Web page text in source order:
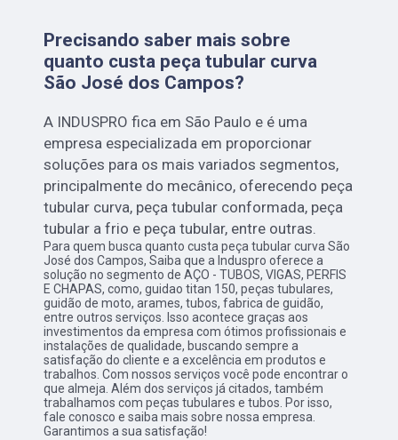
Precisando saber mais sobre
quanto custa peça tubular curva
São José dos Campos?
A INDUSPRO fica em São Paulo e é uma
empresa especializada em proporcionar
soluções para os mais variados segmentos,
principalmente do mecânico, oferecendo peça
tubular curva, peça tubular conformada, peça
tubular a frio e peça tubular, entre outras.
Para quem busca quanto custa peça tubular curva São
José dos Campos, Saiba que a Induspro oferece a
solução no segmento de AÇO - TUBOS, VIGAS, PERFIS
E CHAPAS, como, guidao titan 150, peças tubulares,
guidão de moto, arames, tubos, fabrica de guidão,
entre outros serviços. Isso acontece graças aos
investimentos da empresa com ótimos profissionais e
instalações de qualidade, buscando sempre a
satisfação do cliente e a excelência em produtos e
trabalhos. Com nossos serviços você pode encontrar o
que almeja. Além dos serviços já citados, também
trabalhamos com peças tubulares e tubos. Por isso,
fale conosco e saiba mais sobre nossa empresa.
Garantimos a sua satisfação!